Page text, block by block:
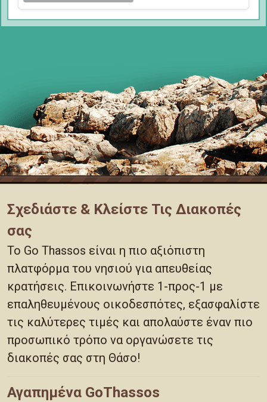
Σχεδιάστε & Κλείστε Τις Διακοπές
σας
Το Go Thassos είναι η πιο αξιόπιστη
πλατφόρμα του νησιού για απευθείας
κρατήσεις. Επικοινωνήστε 1-προς-1 με
επαληθευμένους οικοδεσπότες, εξασφαλίστε
τις καλύτερες τιμές και απολαύστε έναν πιο
προσωπικό τρόπο να οργανώσετε τις
διακοπές σας στη Θάσο!
Αγαπημένα GoThassos